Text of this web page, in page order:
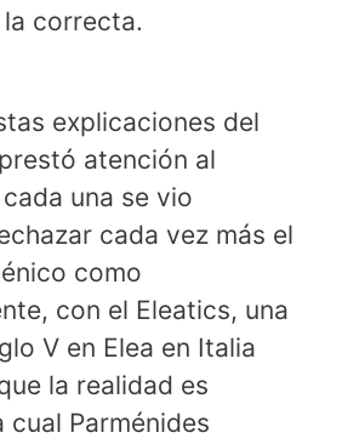
correcta.
explicaciones del
atención al
una se vio
cada vez más el
como
con el Eleatics, una
V en Elea en Italia
la realidad es
Parménides